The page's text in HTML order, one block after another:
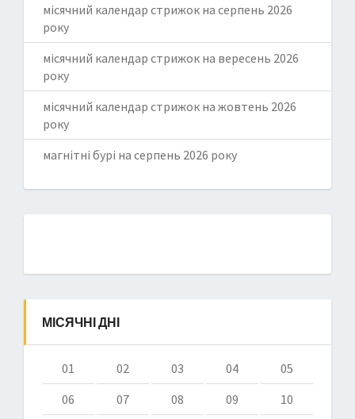
місячний календар стрижок на серпень 2026
року
місячний календар стрижок на вересень 2026
року
місячний календар стрижок на жовтень 2026
року
магнітні бурі на серпень 2026 року
МІСЯЧНІ ДНІ
01 02 03 04
05
06
07 08 09
10